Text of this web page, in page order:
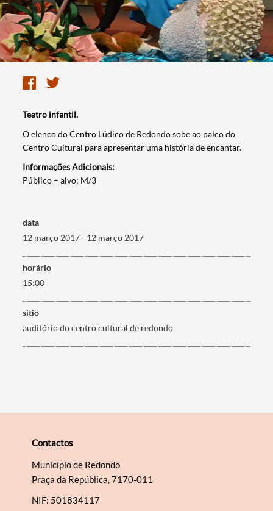
Termo de Pesquisa
Teatro infantil.
​O elenco do Centro Lúdico de Redondo sobe ao palco do
Centro Cultural para apresentar uma história de encantar.
Informações Adicionais:
​Público – alvo: M/3
data
12 março 2017 - 12 março 2017
horário
15:00
sitio
auditório do centro cultural de redondo
Contactos
Município de Redondo
Praça da República, 7170-011
NIF: 501834117